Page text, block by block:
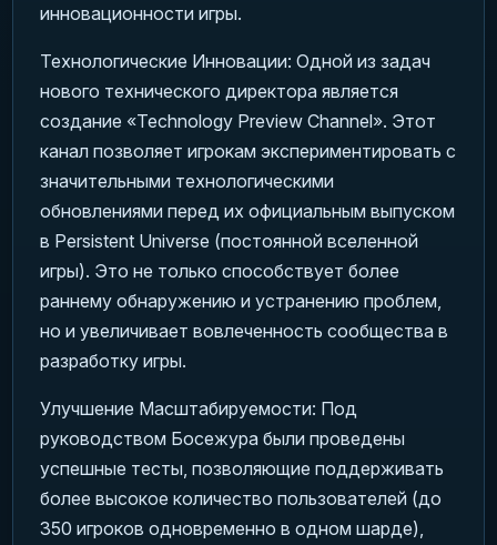
инновационности игры.
Технологические Инновации: Одной из задач
нового технического директора является
создание «Technology Preview Channel». Этот
канал позволяет игрокам экспериментировать с
значительными технологическими
обновлениями перед их официальным выпуском
в Persistent Universe (постоянной вселенной
игры). Это не только способствует более
раннему обнаружению и устранению проблем,
но и увеличивает вовлеченность сообщества в
разработку игры.
Улучшение Масштабируемости: Под
руководством Босежура были проведены
успешные тесты, позволяющие поддерживать
более высокое количество пользователей (до
350 игроков одновременно в одном шарде),